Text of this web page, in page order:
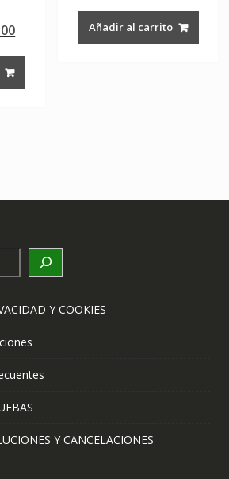
Current
was:
$1,700.00.
Añadir al carrito
Y COOKIES
Y CANCELACIONES